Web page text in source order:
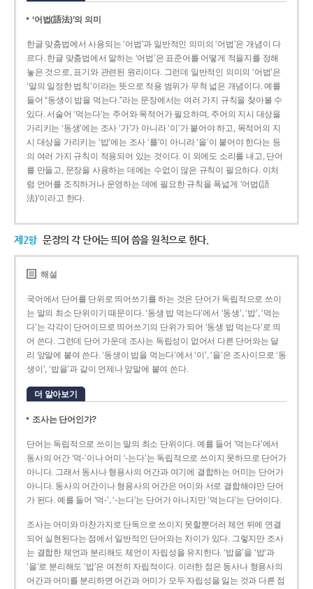
‘어법(語法)’의 의미
한글 맞춤법에서 사용되는 ‘어법’과 일반적인 의미의 ‘어법’은 개념이 다
르다. 한글 맞춤법에서 말하는 ‘어법’은 표준어를 어떻게 적을지를 정해
놓은 것으로, 표기와 관련된 원리이다. 그런데 일반적인 의미의 ‘어법’은
‘말의 일정한 법칙’이라는 뜻으로 적용 범위가 무척 넓은 개념이다. 예를
들어 “동생이 밥을 먹는다.”라는 문장에서는 여러 가지 규칙을 찾아볼 수
있다. 서술어 ‘먹는다’는 주어와 목적어가 필요하며, 주어의 지시 대상을
가리키는 ‘동생’에는 조사 ‘가’가 아니라 ‘이’가 붙어야 하고, 목적어의 지
시 대상을 가리키는 ‘밥’에는 조사 ‘를’이 아니라 ‘을’이 붙어야 한다는 등
의 여러 가지 규칙이 적용되어 있는 것이다. 이 외에도 소리를 내고, 단어
를 만들고, 문장을 사용하는 데에는 수없이 많은 규칙이 필요하다. 이처
럼 언어를 조직하거나 운영하는 데에 필요한 규칙을 폭넓게 ‘어법(語
法)’이라고 한다.
제2항 문장의 각 단어는 띄어 씀을 원칙으로 한다.
해설
국어에서 단어를 단위로 띄어쓰기를 하는 것은 단어가 독립적으로 쓰이
는 말의 최소 단위이기 때문이다. ‘동생 밥 먹는다’에서 ‘동생’, ‘밥’, ‘먹는
다’는 각각이 단어이므로 띄어쓰기의 단위가 되어 ‘동생 밥 먹는다’로 띄
어 쓴다. 그런데 단어 가운데 조사는 독립성이 없어서 다른 단어와는 달
리 앞말에 붙여 쓴다. ‘동생이 밥을 먹는다’에서 ‘이’, ‘을’은 조사이므로 ‘동
생이’, ‘밥을’과 같이 언제나 앞말에 붙여 쓴다.
더 알아보기
조사는 단어인가?
단어는 독립적으로 쓰이는 말의 최소 단위이다. 예를 들어 ‘먹는다’에서
동사의 어간 ‘먹-­’이나 어미 ‘­-는다’는 독립적으로 쓰이지 못하므로 단어가
아니다. 그래서 동사나 형용사의 어간과 여기에 결합하는 어미는 단어가
아니다. 동사의 어간이나 형용사의 어간은 어미와 서로 결합해야만 단어
가 된다. 예를 들어 ‘먹-’, ‘-는다’는 단어가 아니지만 ‘먹는다’는 단어이다.
조사는 어미와 마찬가지로 단독으로 쓰이지 못할뿐더러 체언 뒤에 연결
되어 실현된다는 점에서 일반적인 단어와는 차이가 있다. 그렇지만 조사
는 결합한 체언과 분리해도 체언이 자립성을 유지한다. ‘밥을’을 ‘밥’과
‘을’로 분리해도 ‘밥’은 여전히 자립적이다. 이러한 점은 동사나 형용사의
어간과 어미를 분리하면 어간과 어미가 모두 자립성을 잃는 것과 다른 점